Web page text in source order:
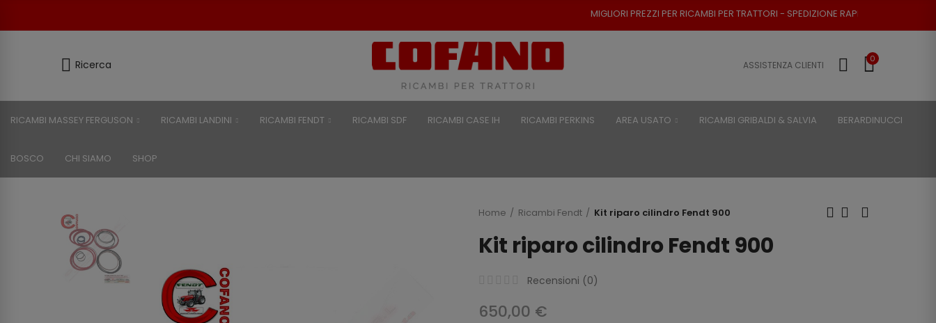
MIGLIORI PREZZI PER RICAMBI PER TRATTORI - SPEDIZIONE RAPIDA - RESO POSSIBILE
Ricerca ASSISTENZA CLIENTI
0
RICAMBI MASSEY FERGUSON RICAMBI LANDINI RICAMBI FENDT RICAMBI SDF RICAMBI CASE IH RICAMBI PERKINS AREA USATO RICAMBI GRIBALDI & SALVIA BERARDINUCCI
BOSCO CHI SIAMO SHOP
Home Ricambi Fendt Kit riparo cilindro Fendt 900
Kit riparo cilindro Fendt 900
Recensioni (0)
650,00 €